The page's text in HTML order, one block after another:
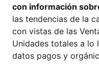
con información
las tendencias de la
con vistas de las
Unidades totales a lo
datos pagos y